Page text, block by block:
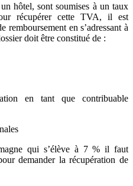
hôtel, sont soumises à un taux
récupérer cette TVA, il est
remboursement en s’adressant à
doit être constitué de :
en tant que contribuable
qui s’élève à 7 % il faut
demander la récupération de